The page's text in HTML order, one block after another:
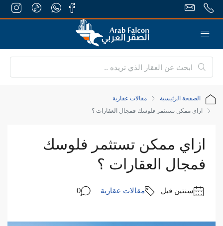
الصفحة الرئيسية
مقالات عقارية
ازاي ممكن تستثمر فلوسك فمجال العقارات ؟
ازاي ممكن تستثمر فلوسك
فمجال العقارات ؟
‏سنتين قبل مقالات عقارية 0